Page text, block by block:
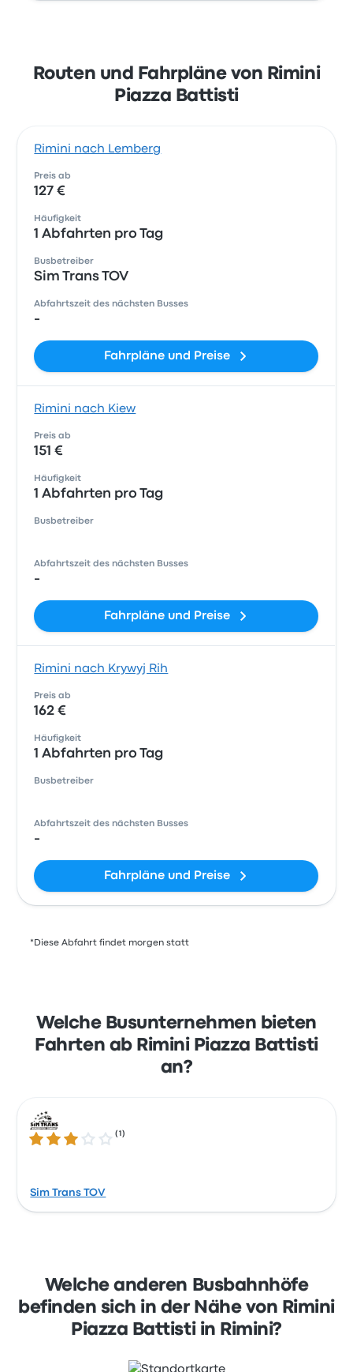
Routen und Fahrpläne von Rimini
Piazza Battisti
Rimini nach Lemberg
Preis ab
127 €
Häufigkeit
1 Abfahrten pro Tag
Busbetreiber
Sim Trans TOV
Abfahrtszeit des nächsten Busses
-
Fahrpläne und Preise
Rimini nach Kiew
Preis ab
151 €
Häufigkeit
1 Abfahrten pro Tag
Busbetreiber
Abfahrtszeit des nächsten Busses
-
Fahrpläne und Preise
Rimini nach Krywyj Rih
Preis ab
162 €
Häufigkeit
1 Abfahrten pro Tag
Busbetreiber
Abfahrtszeit des nächsten Busses
-
Fahrpläne und Preise
*Diese Abfahrt findet morgen statt
Welche Busunternehmen bieten
Fahrten ab Rimini Piazza Battisti
an?
3.0 von 5 Sternen
(1 )
Sim Trans TOV
Welche anderen Busbahnhöfe
befinden sich in der Nähe von Rimini
Piazza Battisti in Rimini?